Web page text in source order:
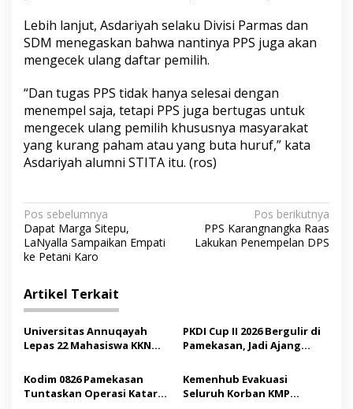
Lebih lanjut, Asdariyah selaku Divisi Parmas dan
SDM menegaskan bahwa nantinya PPS juga akan
mengecek ulang daftar pemilih.
“Dan tugas PPS tidak hanya selesai dengan
menempel saja, tetapi PPS juga bertugas untuk
mengecek ulang pemilih khususnya masyarakat
yang kurang paham atau yang buta huruf,” kata
Asdariyah alumni STITA itu. (ros)
N
a
v
i
g
a
s
i
p
Pos sebelumnya
Dapat Marga Sitepu,
LaNyalla Sampaikan Empati
ke Petani Karo
Pos berikutnya
PPS Karangnangka Raas
Lakukan Penempelan DPS
Artikel Terkait
Universitas Annuqayah
Lepas 22 Mahasiswa KKN
Saudi
PKDI Cup II 2026 Bergulir di
Pamekasan, Jadi Ajang
Madura
Kodim 0826 Pamekasan
Tuntaskan Operasi Katarak
Kemenhub Evakuasi
Seluruh Korban KMP